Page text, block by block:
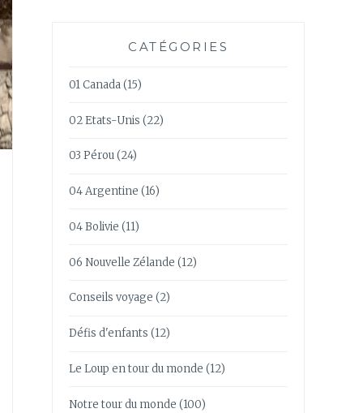
CATÉGORIES
01 Canada(15)
02 Etats-Unis (22)
03 Pérou(24)
04 Argentine (16)
04 Bolivie (11)
06 Nouvelle Zélande (12)
Conseils voyage (2)
Défis d'enfants (12)
Le Loup en tour du monde (12)
Notre tour du monde (100)